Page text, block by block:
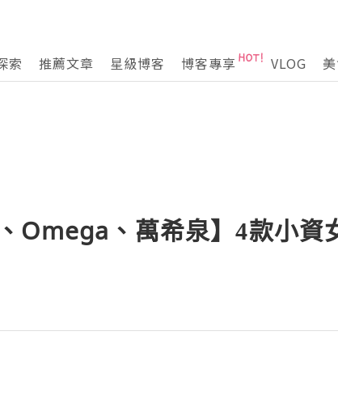
索 推薦文章 星級博客 博客專享 VLOG
Omega、萬希泉】4款小資